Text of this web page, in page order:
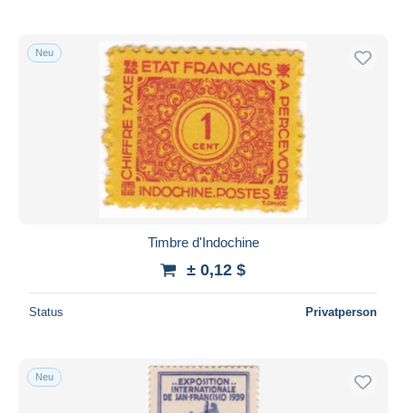
Neu
Timbre d'Indochine
± 0,12 $
Status Privatperson
Neu